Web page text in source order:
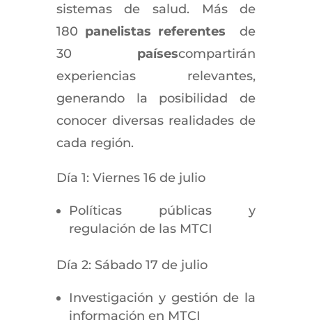
sistemas de salud. Más de
180 panelistas referentes de
30 paísescompartirán
experiencias relevantes,
generando la posibilidad de
conocer diversas realidades de
cada región.
Día 1: Viernes 16 de julio
Políticas públicas y
regulación de las MTCI
Día 2: Sábado 17 de julio
Investigación y gestión de la
información en MTCI